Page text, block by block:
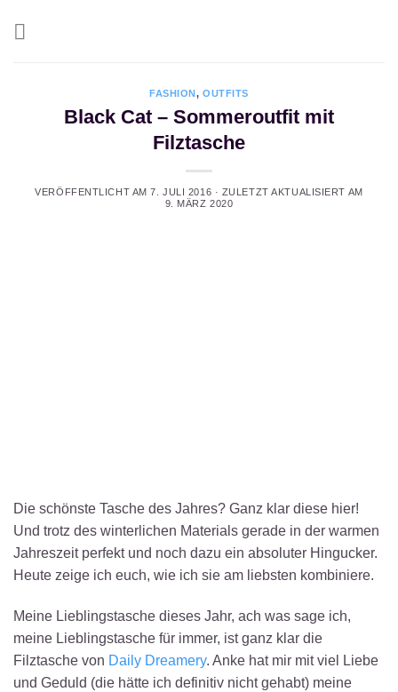
FASHION,OUTFITS
Black Cat – Sommeroutfit mit
Filztasche
VERÖFFENTLICHT AM7. JULI 2016 · ZULETZT AKTUALISIERT AM
9. MÄRZ 2020
Die schönste Tasche des Jahres? Ganz klar diese hier!
Und trotz des winterlichen Materials gerade in der warmen
Jahreszeit perfekt und noch dazu ein absoluter Hingucker.
Heute zeige ich euch, wie ich sie am liebsten kombiniere.
Meine Lieblingstasche dieses Jahr, ach was sage ich,
meine Lieblingstasche für immer, ist ganz klar die
Filztasche von Daily Dreamery. Anke hat mir mit viel Liebe
und Geduld (die hätte ich definitiv nicht gehabt) meine